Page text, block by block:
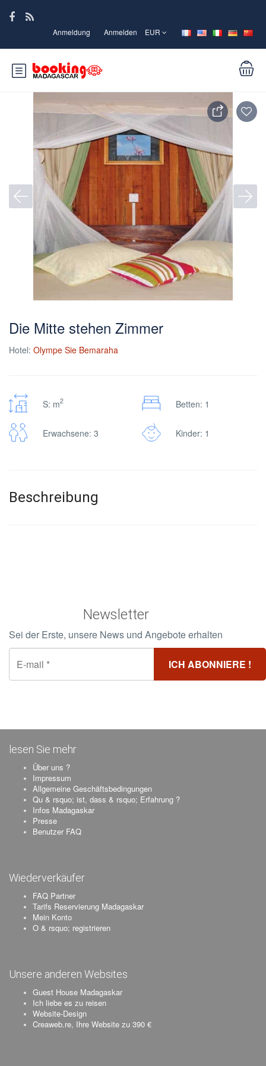
Anmeldung Anmelden EUR
Die Mitte stehen Zimmer
Hotel: Olympe Sie Bemaraha
S: m2 Betten: 1
Erwachsene: 3 Kinder: 1
Beschreibung
Newsletter
Sei der Erste, unsere News und Angebote erhalten
lesen Sie mehr
Über uns ?
Impressum
Allgemeine Geschäftsbedingungen
Qu & rsquo; ist, dass & rsquo; Erfahrung ?
Infos Madagaskar
Presse
Benutzer FAQ
Wiederverkäufer
FAQ Partner
Tarifs Reservierung Madagaskar
Mein Konto
O & rsquo; registrieren
Unsere anderen Websites
Guest House Madagaskar
Ich liebe es zu reisen
Website-Design
Creaweb.re, Ihre Website zu 390 €